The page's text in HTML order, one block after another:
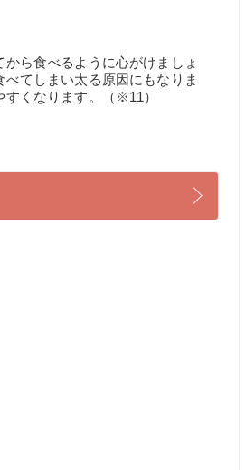
ら食べるように心がけましょ
てしまい太る原因にもなりま
くなります。（※11）